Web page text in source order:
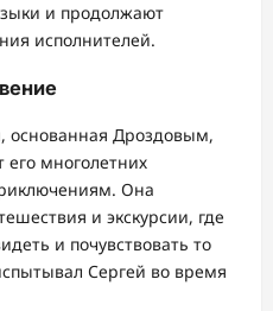
и продолжают
исполнителей.
основанная Дроздовым,
его многолетних
Она
и экскурсии, где
и почувствовать то
Сергей во время